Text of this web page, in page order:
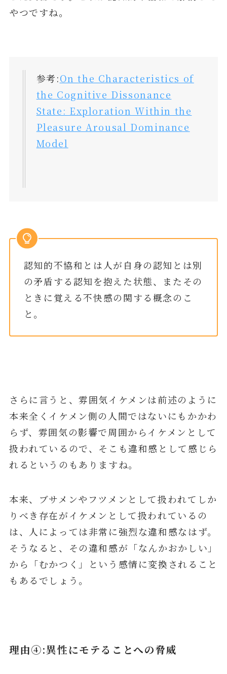
やつですね。
参考:On the Characteristics of
the Cognitive Dissonance
State: Exploration Within the
Pleasure Arousal Dominance
Model
認知的不協和とは人が自身の認知とは別
の矛盾する認知を抱えた状態、またその
ときに覚える不快感の関する概念のこ
と。
さらに言うと、雰囲気イケメンは前述のように
本来全くイケメン側の人間ではないにもかかわ
らず、雰囲気の影響で周囲からイケメンとして
扱われているので、そこも違和感として感じら
れるというのもありますね。
本来、ブサメンやフツメンとして扱われてしか
りべき存在がイケメンとして扱われているの
は、人によっては非常に強烈な違和感なはず。
そうなると、その違和感が「なんかおかしい」
から「むかつく」という感情に変換されること
もあるでしょう。
理由④:異性にモテることへの脅威